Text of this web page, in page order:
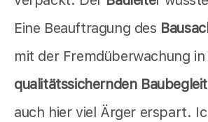
Eine Beauftragung des
mit der Fremdüberwachung
qualitätssichernden
auch hier viel Ärger erspart.